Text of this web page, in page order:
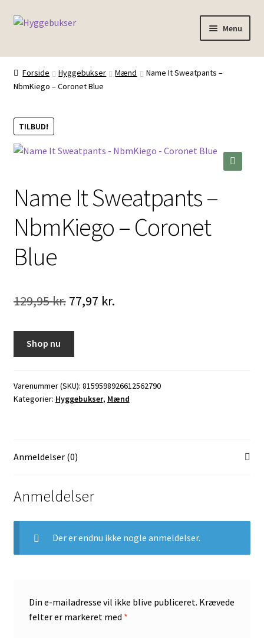
Spring
Spring
Menu
Forside
Inspiration
Forside Hyggebukser Mænd
Name It Sweatpants –
NbmKiego – Coronet Blue
TILBUD!
Name It Sweatpants –
NbmKiego – Coronet
Blue
129,95kr. Den
129,95 kr..
77,97 kr.Den
77,97 kr..
Shop nu
Varenummer (SKU): 8159598926612562790
Kategorier: Hyggebukser, Mænd
Anmeldelser (0)
Anmeldelser
Der er endnu ikke nogle anmeldelser.
Din e-mailadresse vil ikke blive publiceret. Krævede
felter er markeret med *